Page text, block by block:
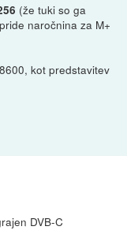
(že tuki so ga
naročnina za M+
kot predstavitev
DVB-C